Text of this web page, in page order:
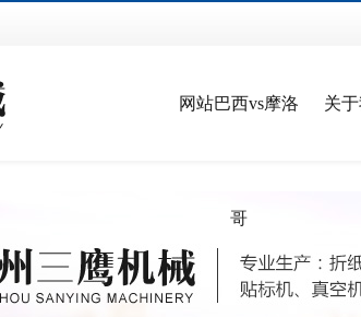
网站巴西vs摩洛
哥
关